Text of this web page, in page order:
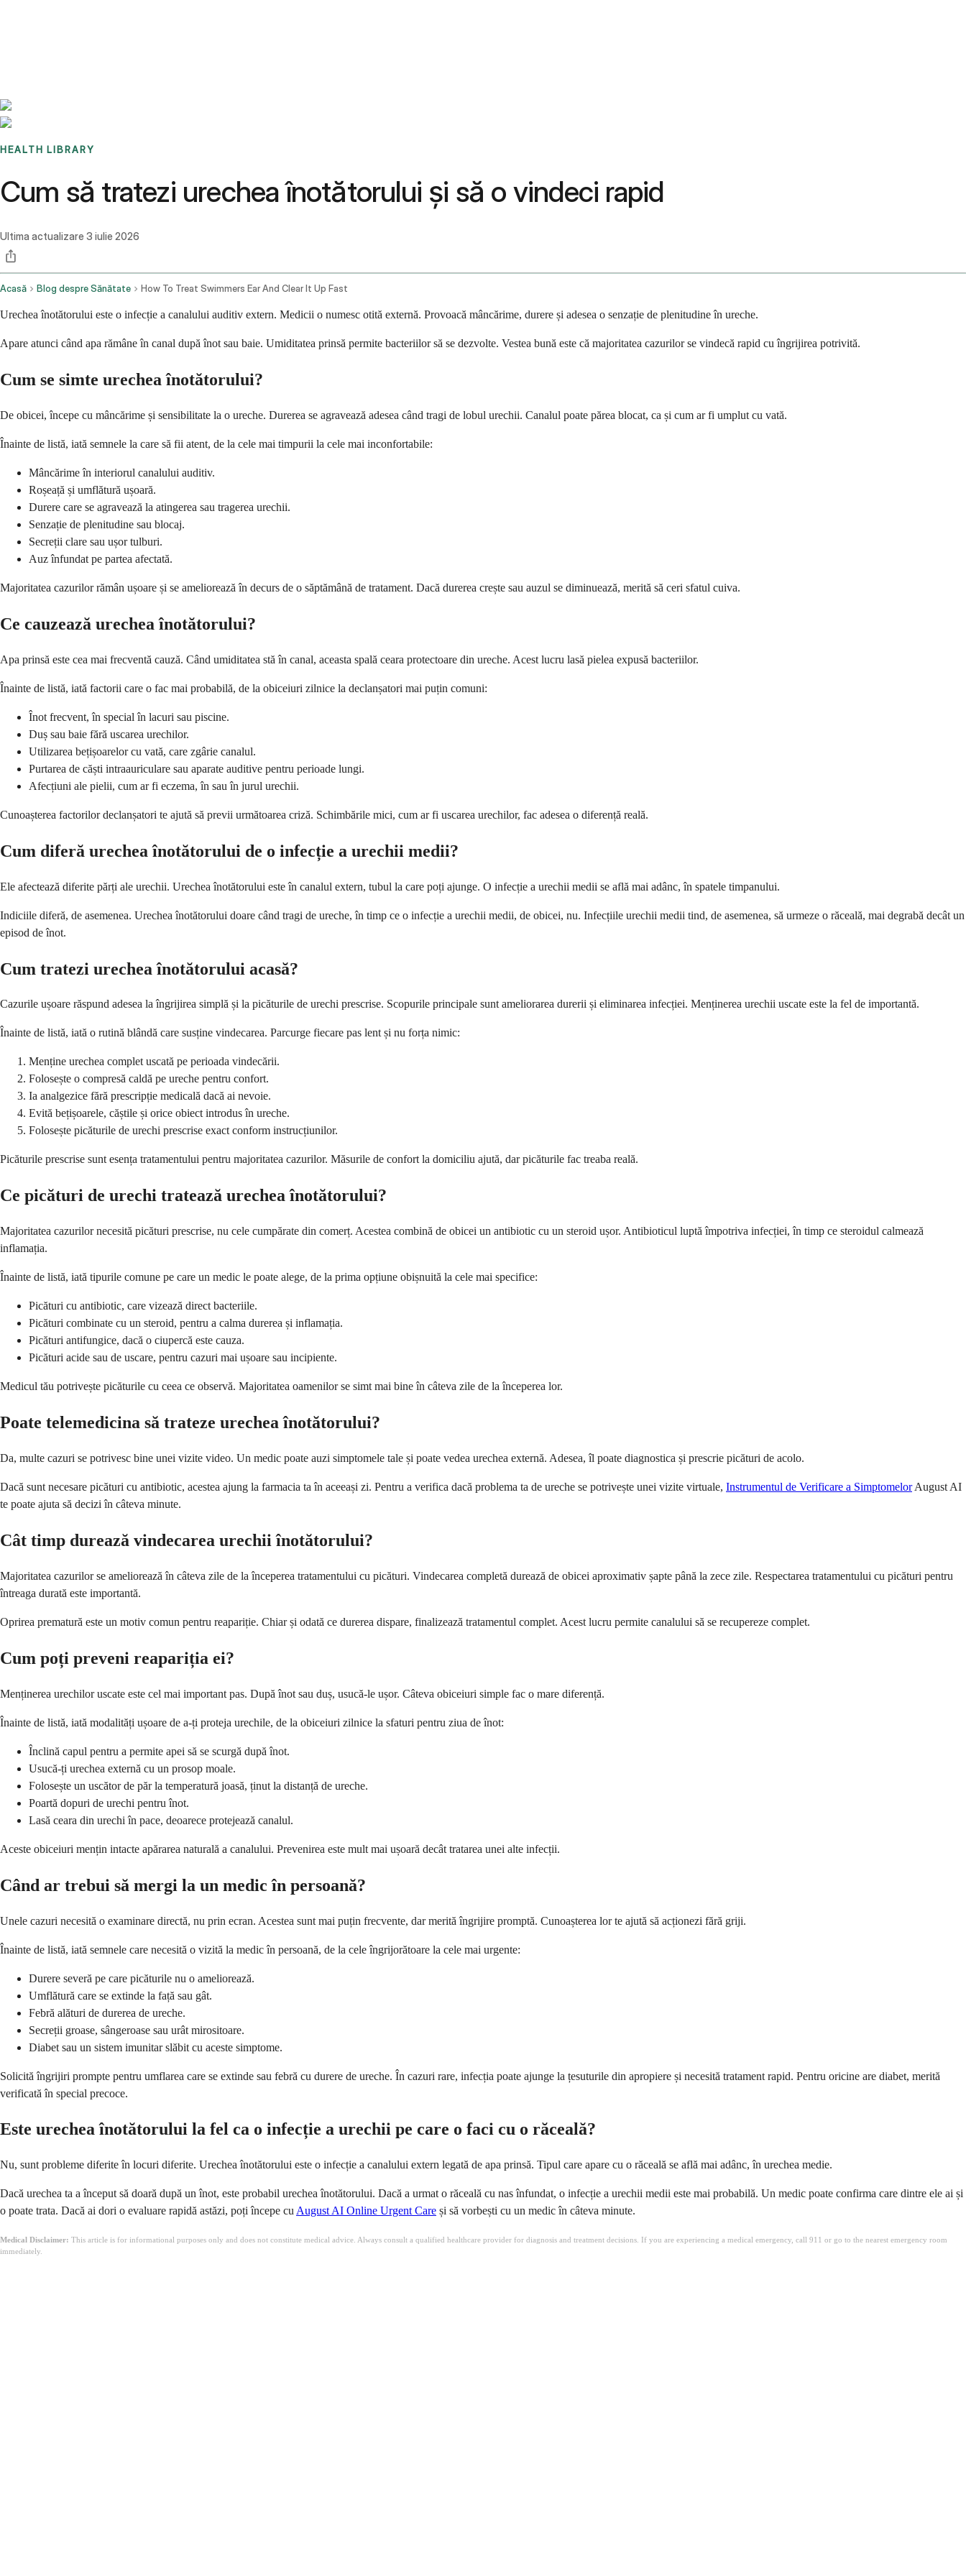
HEALTH LIBRARY
Cum să tratezi urechea înotătorului și să o vindeci rapid
Ultima actualizare 3 iulie 2026
Acasă Blog despre Sănătate How To Treat Swimmers Ear And Clear It Up Fast
Urechea înotătorului este o infecție a canalului auditiv extern. Medicii o numesc otită externă. Provoacă mâncărime, durere și adesea o senzație de plenitudine în ureche.
Apare atunci când apa rămâne în canal după înot sau baie. Umiditatea prinsă permite bacteriilor să se dezvolte. Vestea bună este că majoritatea cazurilor se vindecă rapid cu îngrijirea potrivită.
Cum se simte urechea înotătorului?
De obicei, începe cu mâncărime și sensibilitate la o ureche. Durerea se agravează adesea când tragi de lobul urechii. Canalul poate părea blocat, ca și cum ar fi umplut cu vată.
Înainte de listă, iată semnele la care să fii atent, de la cele mai timpurii la cele mai inconfortabile:
Mâncărime în interiorul canalului auditiv.
Roșeață și umflătură ușoară.
Durere care se agravează la atingerea sau tragerea urechii.
Senzație de plenitudine sau blocaj.
Secreții clare sau ușor tulburi.
Auz înfundat pe partea afectată.
Majoritatea cazurilor rămân ușoare și se ameliorează în decurs de o săptămână de tratament. Dacă durerea crește sau auzul se diminuează, merită să ceri sfatul cuiva.
Ce cauzează urechea înotătorului?
Apa prinsă este cea mai frecventă cauză. Când umiditatea stă în canal, aceasta spală ceara protectoare din ureche. Acest lucru lasă pielea expusă bacteriilor.
Înainte de listă, iată factorii care o fac mai probabilă, de la obiceiuri zilnice la declanșatori mai puțin comuni:
Înot frecvent, în special în lacuri sau piscine.
Duș sau baie fără uscarea urechilor.
Utilizarea bețișoarelor cu vată, care zgârie canalul.
Purtarea de căști intraauriculare sau aparate auditive pentru perioade lungi.
Afecțiuni ale pielii, cum ar fi eczema, în sau în jurul urechii.
Cunoașterea factorilor declanșatori te ajută să previi următoarea criză. Schimbările mici, cum ar fi uscarea urechilor, fac adesea o diferență reală.
Cum diferă urechea înotătorului de o infecție a urechii medii?
Ele afectează diferite părți ale urechii. Urechea înotătorului este în canalul extern, tubul la care poți ajunge. O infecție a urechii medii se află mai adânc, în spatele timpanului.
Indiciile diferă, de asemenea. Urechea înotătorului doare când tragi de ureche, în timp ce o infecție a urechii medii, de obicei, nu. Infecțiile urechii medii tind, de asemenea, să urmeze o răceală, mai degrabă decât un
episod de înot.
Cum tratezi urechea înotătorului acasă?
Cazurile ușoare răspund adesea la îngrijirea simplă și la picăturile de urechi prescrise. Scopurile principale sunt ameliorarea durerii și eliminarea infecției. Menținerea urechii uscate este la fel de importantă.
Înainte de listă, iată o rutină blândă care susține vindecarea. Parcurge fiecare pas lent și nu forța nimic:
Menține urechea complet uscată pe perioada vindecării.
Folosește o compresă caldă pe ureche pentru confort.
Ia analgezice fără prescripție medicală dacă ai nevoie.
Evită bețișoarele, căștile și orice obiect introdus în ureche.
Folosește picăturile de urechi prescrise exact conform instrucțiunilor.
Picăturile prescrise sunt esența tratamentului pentru majoritatea cazurilor. Măsurile de confort la domiciliu ajută, dar picăturile fac treaba reală.
Ce picături de urechi tratează urechea înotătorului?
Majoritatea cazurilor necesită picături prescrise, nu cele cumpărate din comerț. Acestea combină de obicei un antibiotic cu un steroid ușor. Antibioticul luptă împotriva infecției, în timp ce steroidul calmează
inflamația.
Înainte de listă, iată tipurile comune pe care un medic le poate alege, de la prima opțiune obișnuită la cele mai specifice:
Picături cu antibiotic, care vizează direct bacteriile.
Picături combinate cu un steroid, pentru a calma durerea și inflamația.
Picături antifungice, dacă o ciupercă este cauza.
Picături acide sau de uscare, pentru cazuri mai ușoare sau incipiente.
Medicul tău potrivește picăturile cu ceea ce observă. Majoritatea oamenilor se simt mai bine în câteva zile de la începerea lor.
Poate telemedicina să trateze urechea înotătorului?
Da, multe cazuri se potrivesc bine unei vizite video. Un medic poate auzi simptomele tale și poate vedea urechea externă. Adesea, îl poate diagnostica și prescrie picături de acolo.
Dacă sunt necesare picături cu antibiotic, acestea ajung la farmacia ta în aceeași zi. Pentru a verifica dacă problema ta de ureche se potrivește unei vizite virtuale, Instrumentul de Verificare a SimptomelorAugust AI
te poate ajuta să decizi în câteva minute.
Cât timp durează vindecarea urechii înotătorului?
Majoritatea cazurilor se ameliorează în câteva zile de la începerea tratamentului cu picături. Vindecarea completă durează de obicei aproximativ șapte până la zece zile. Respectarea tratamentului cu picături pentru
întreaga durată este importantă.
Oprirea prematură este un motiv comun pentru reapariție. Chiar și odată ce durerea dispare, finalizează tratamentul complet. Acest lucru permite canalului să se recupereze complet.
Cum poți preveni reapariția ei?
Menținerea urechilor uscate este cel mai important pas. După înot sau duș, usucă-le ușor. Câteva obiceiuri simple fac o mare diferență.
Înainte de listă, iată modalități ușoare de a-ți proteja urechile, de la obiceiuri zilnice la sfaturi pentru ziua de înot:
Înclină capul pentru a permite apei să se scurgă după înot.
Usucă-ți urechea externă cu un prosop moale.
Folosește un uscător de păr la temperatură joasă, ținut la distanță de ureche.
Poartă dopuri de urechi pentru înot.
Lasă ceara din urechi în pace, deoarece protejează canalul.
Aceste obiceiuri mențin intacte apărarea naturală a canalului. Prevenirea este mult mai ușoară decât tratarea unei alte infecții.
Când ar trebui să mergi la un medic în persoană?
Unele cazuri necesită o examinare directă, nu prin ecran. Acestea sunt mai puțin frecvente, dar merită îngrijire promptă. Cunoașterea lor te ajută să acționezi fără griji.
Înainte de listă, iată semnele care necesită o vizită la medic în persoană, de la cele îngrijorătoare la cele mai urgente:
Durere severă pe care picăturile nu o ameliorează.
Umflătură care se extinde la față sau gât.
Febră alături de durerea de ureche.
Secreții groase, sângeroase sau urât mirositoare.
Diabet sau un sistem imunitar slăbit cu aceste simptome.
Solicită îngrijiri prompte pentru umflarea care se extinde sau febră cu durere de ureche. În cazuri rare, infecția poate ajunge la țesuturile din apropiere și necesită tratament rapid. Pentru oricine are diabet, merită
verificată în special precoce.
Este urechea înotătorului la fel ca o infecție a urechii pe care o faci cu o răceală?
Nu, sunt probleme diferite în locuri diferite. Urechea înotătorului este o infecție a canalului extern legată de apa prinsă. Tipul care apare cu o răceală se află mai adânc, în urechea medie.
Dacă urechea ta a început să doară după un înot, este probabil urechea înotătorului. Dacă a urmat o răceală cu nas înfundat, o infecție a urechii medii este mai probabilă. Un medic poate confirma care dintre ele ai și
o poate trata. Dacă ai dori o evaluare rapidă astăzi, poți începe cu August AI Online Urgent Care și să vorbești cu un medic în câteva minute.
Medical Disclaimer: This article is for informational purposes only and does not constitute medical advice. Always consult a qualified healthcare provider for diagnosis and treatment decisions. If you are experiencing a medical emergency, call 911 or go to the nearest emergency room
immediately.